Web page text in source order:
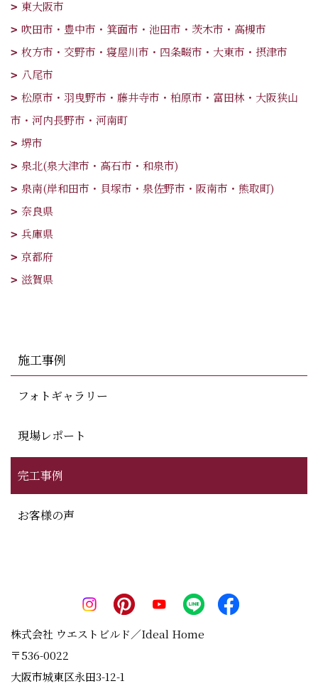
東大阪市
吹田市・豊中市・箕面市・池田市・茨木市・高槻市
枚方市・交野市・寝屋川市・四条畷市・大東市・摂津市
八尾市
松原市・羽曳野市・藤井寺市・柏原市・富田林・大阪狭山
市・河内長野市・河南町
堺市
泉北(泉大津市・高石市・和泉市)
泉南(岸和田市・貝塚市・泉佐野市・阪南市・熊取町)
奈良県
兵庫県
京都府
滋賀県
施工事例
フォトギャラリー
現場レポート
完工事例
お客様の声
株式会社 ウエストビルド／Ideal Home
〒536-0022
大阪市城東区永田3-12-1